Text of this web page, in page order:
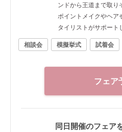
ンドから王道まで取り
ポイントメイクやヘア
タイリストがサポート
相談会
模擬挙式 試着会
フェア
同日開催のフェア